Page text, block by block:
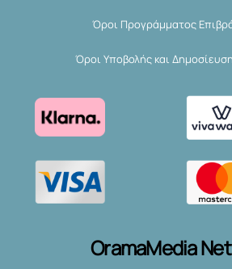
Όροι Προγράμματος
Όροι Υποβολής και
OramaMedia